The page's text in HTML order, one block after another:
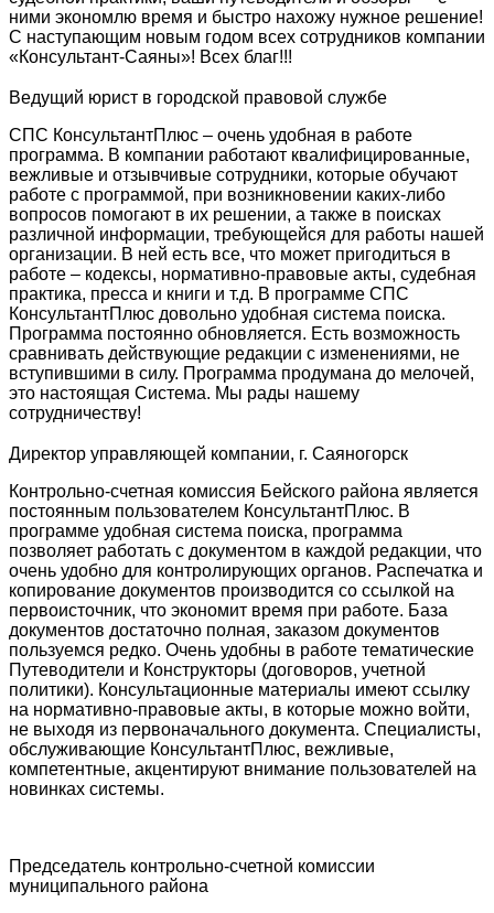
ними экономлю время и быстро нахожу нужное решение!
С наступающим новым годом всех сотрудников компании
«Консультант-Саяны»! Всех благ!!!
Ведущий юрист в городской правовой службе
СПС КонсультантПлюс – очень удобная в работе
программа. В компании работают квалифицированные,
вежливые и отзывчивые сотрудники, которые обучают
работе с программой, при возникновении каких-либо
вопросов помогают в их решении, а также в поисках
различной информации, требующейся для работы нашей
организации. В ней есть все, что может пригодиться в
работе – кодексы, нормативно-правовые акты, судебная
практика, пресса и книги и т.д. В программе СПС
КонсультантПлюс довольно удобная система поиска.
Программа постоянно обновляется. Есть возможность
сравнивать действующие редакции с изменениями, не
вступившими в силу. Программа продумана до мелочей,
это настоящая Система. Мы рады нашему
сотрудничеству!
Директор управляющей компании, г. Саяногорск
Контрольно-счетная комиссия Бейского района является
постоянным пользователем КонсультантПлюс. В
программе удобная система поиска, программа
позволяет работать с документом в каждой редакции, что
очень удобно для контролирующих органов. Распечатка и
копирование документов производится со ссылкой на
первоисточник, что экономит время при работе. База
документов достаточно полная, заказом документов
пользуемся редко. Очень удобны в работе тематические
Путеводители и Конструкторы (договоров, учетной
политики). Консультационные материалы имеют ссылку
на нормативно-правовые акты, в которые можно войти,
не выходя из первоначального документа. Специалисты,
обслуживающие КонсультантПлюс, вежливые,
компетентные, акцентируют внимание пользователей на
новинках системы.
Председатель контрольно-счетной комиссии
муниципального района